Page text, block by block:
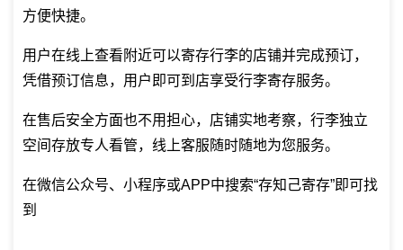
方便快捷。
用户在线上查看附近可以寄存行李的店铺并完成预订，
凭借预订信息，用户即可到店享受行李寄存服务。
在售后安全方面也不用担心，店铺实地考察，行李独立
空间存放专人看管，线上客服随时随地为您服务。
在微信公众号、小程序或APP中搜索“存知己寄存”即可找
到